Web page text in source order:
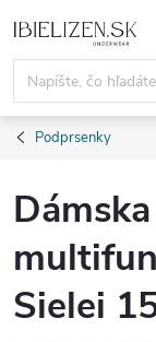
na
obsah
Podprsenky
Sielei